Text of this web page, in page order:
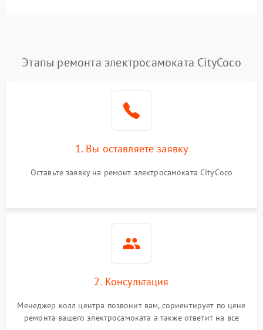
Этапы ремонта электросамоката CityCoco
1. Вы оставляете заявку
Оставьте заявку на ремонт электросамоката CityCoco
2. Консультация
Менеджер колл центра позвонит вам, сориентирует по цене
ремонта вашего электросамоката а также ответит на все